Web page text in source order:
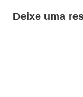
Deixe uma